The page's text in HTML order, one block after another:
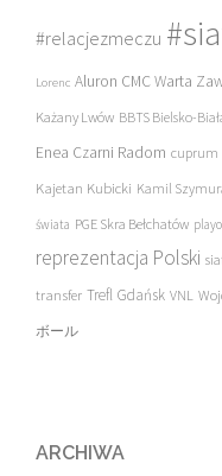
#relacjezmeczu
Lorenc Aluron CMC Warta
Każany Lwów BBTS Bielsko-
Enea Czarni Radom cuprum
Kajetan Kubicki Kamil
świata PGE Skra Bełchatów
reprezentacja Polski
transfer Trefl Gdańsk VNL
ボール
ARCHIWA